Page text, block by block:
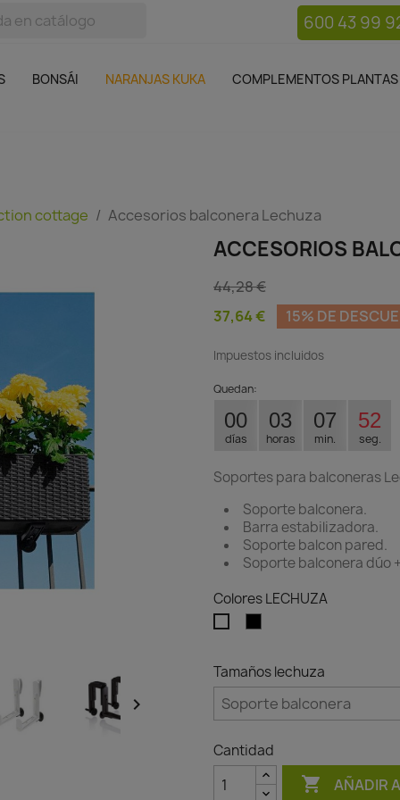
600 43 99
BONSÁI NARANJAS KUKA COMPLEMENTOS PLANTAS
Complementos plantas
cottage Accesorios balconera Lechuza

ACCESORIOS
44,28 €
37,64 €
15% DE
Impuestos incluidos
Quedan:
00
días
03
horas
07
min.
51
seg.
Soportes para balconeras
Soporte balconera.
Barra estabilizadora.
Soporte balcon pared.
Soporte balconera dúo
Colores LECHUZA
Tamaños lechuza
Cantidad
 AÑADIR